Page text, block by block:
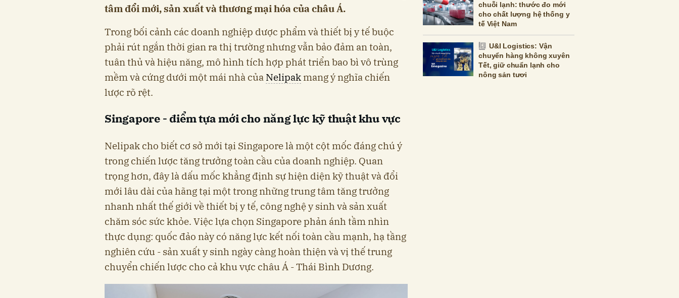
tâm đổi mới, sản xuất và thương mại hóa của châu Á.
Trong bối cảnh các doanh nghiệp dược phẩm và thiết bị y tế buộc
phải rút ngắn thời gian ra thị trường nhưng vẫn bảo đảm an toàn,
tuân thủ và hiệu năng, mô hình tích hợp phát triển bao bì vô trùng
mềm và cứng dưới một mái nhà của Nelipak mang ý nghĩa chiến
lược rõ rệt.
Singapore - điểm tựa mới cho năng lực kỹ thuật khu vực
Nelipak cho biết cơ sở mới tại Singapore là một cột mốc đáng chú ý
trong chiến lược tăng trưởng toàn cầu của doanh nghiệp. Quan
trọng hơn, đây là dấu mốc khẳng định sự hiện diện kỹ thuật và đổi
mới lâu dài của hãng tại một trong những trung tâm tăng trưởng
nhanh nhất thế giới về thiết bị y tế, công nghệ y sinh và sản xuất
chăm sóc sức khỏe. Việc lựa chọn Singapore phản ánh tầm nhìn
thực dụng: quốc đảo này có năng lực kết nối toàn cầu mạnh, hạ tầng
nghiên cứu - sản xuất y sinh ngày càng hoàn thiện và vị thế trung
chuyển chiến lược cho cả khu vực châu Á - Thái Bình Dương.
chuỗi lạnh: thước đo mới
cho chất lượng hệ thống y
tế Việt Nam
U&I Logistics: Vận
chuyển hàng không xuyên
Tết, giữ chuẩn lạnh cho
nông sản tươi